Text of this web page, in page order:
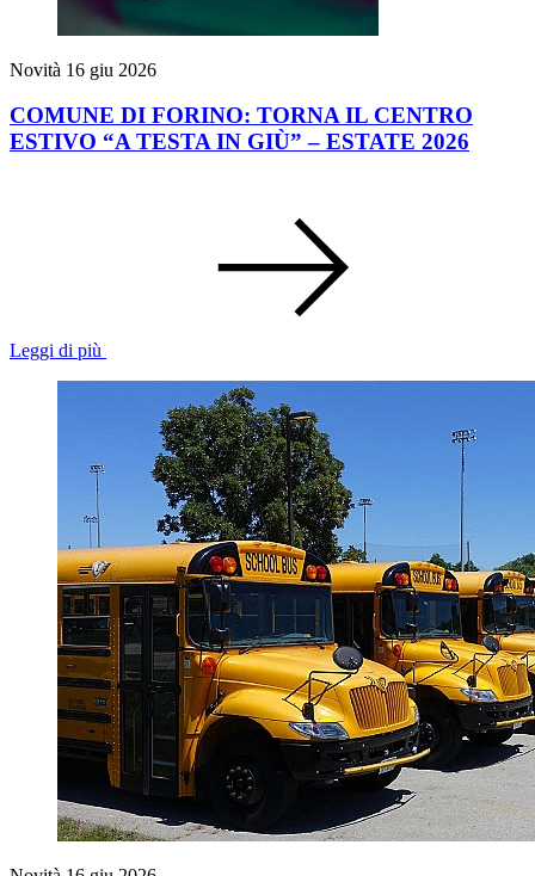
Novità 16 giu 2026
COMUNE DI FORINO: TORNA IL CENTRO
ESTIVO “A TESTA IN GIÙ” – ESTATE 2026
Leggi di più